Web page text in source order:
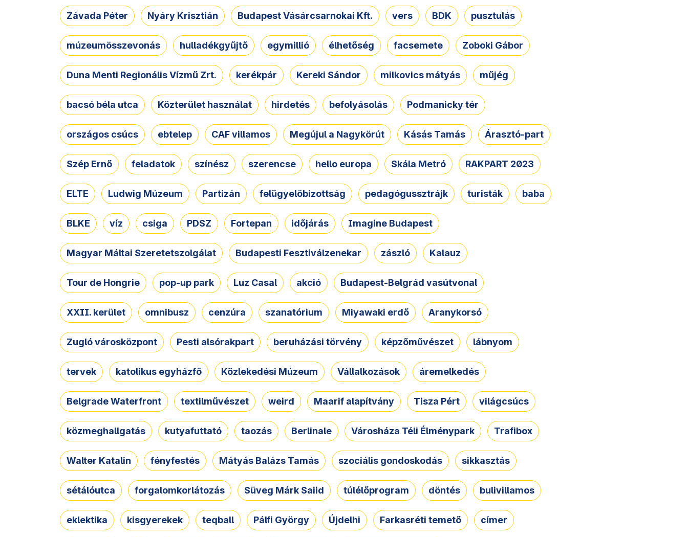
Závada Péter Nyáry Krisztián Budapest Vásárcsarnokai Kft. vers BDK pusztulás
múzeumösszevonás hulladékgyűjtő egymillió élhetőség facsemete Zoboki Gábor
Duna Menti Regionális Vízmű Zrt. kerékpár Kereki Sándor milkovics mátyás műjég
bacsó béla utca Közterület használat hirdetés befolyásolás Podmanicky tér
országos csúcs ebtelep CAF villamos Megújul a Nagykörút Kásás Tamás Árasztó-part
Szép Ernő feladatok színész szerencse hello europa Skála Metró RAKPART 2023
ELTE Ludwig Múzeum Partizán felügyelőbizottság pedagógussztrájk turisták baba
BLKE víz csiga PDSZ Fortepan időjárás Imagine Budapest
Magyar Máltai Szeretetszolgálat Budapesti Fesztiválzenekar zászló Kalauz
Tour de Hongrie pop-up park Luz Casal akció Budapest-Belgrád vasútvonal
XXII. kerület omnibusz cenzúra szanatórium Miyawaki erdő Aranykorsó
Zugló városközpont Pesti alsórakpart beruházási törvény képzőművészet lábnyom
tervek katolikus egyházfő Közlekedési Múzeum Vállalkozások áremelkedés
Belgrade Waterfront textilművészet weird Maarif alapítvány Tisza Pért világcsúcs
közmeghallgatás kutyafuttató taozás Berlinale Városháza Téli Élménypark Trafibox
Walter Katalin fényfestés Mátyás Balázs Tamás szociális gondoskodás sikkasztás
sétálóutca forgalomkorlátozás Süveg Márk Saiid túlélőprogram döntés bulivillamos
eklektika kisgyerekek teqball Pálfi György Újdelhi Farkasréti temető címer